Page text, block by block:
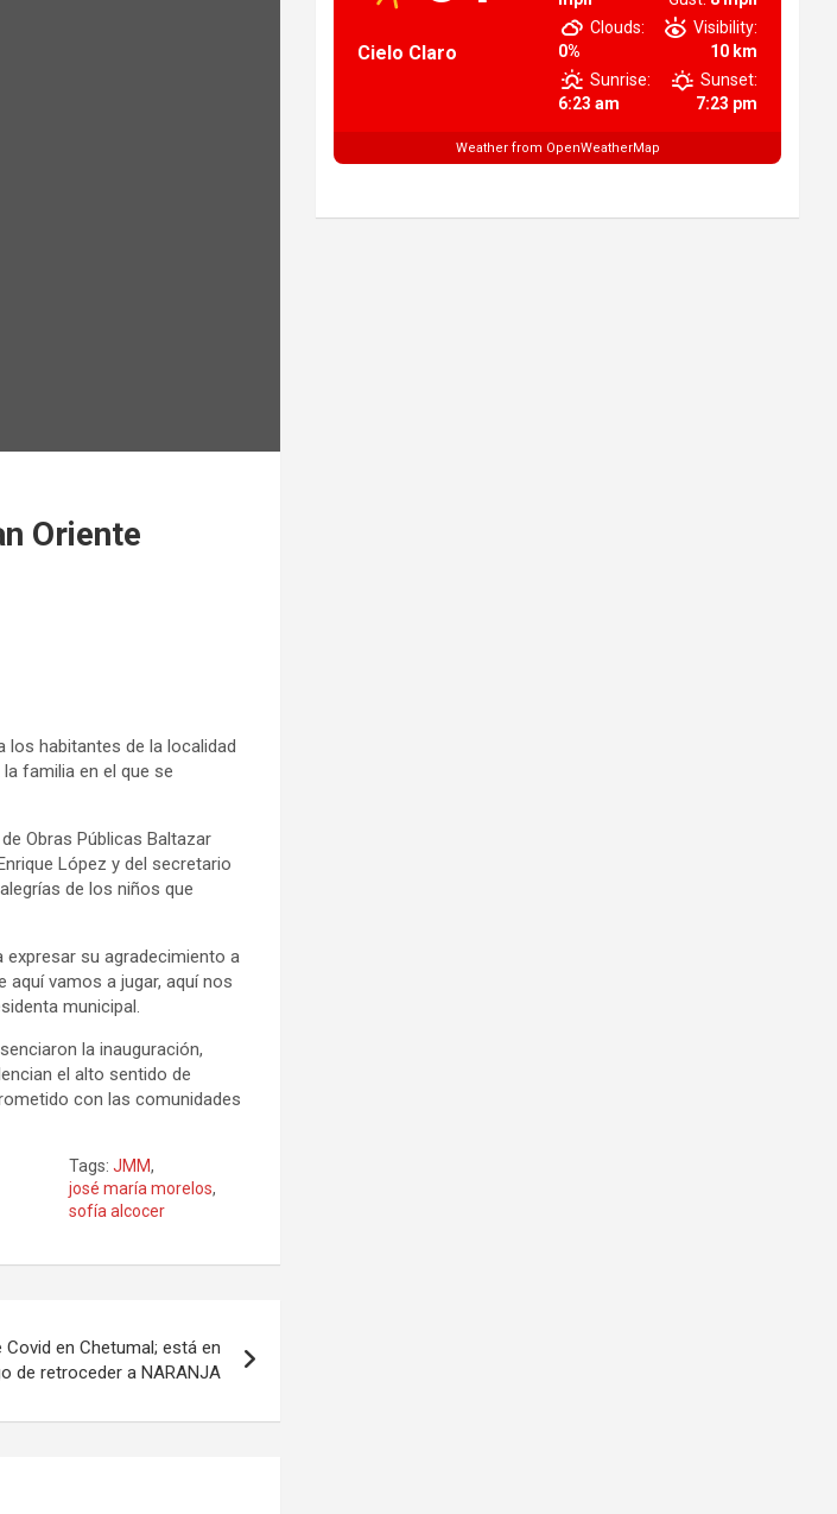
Oriente
los habitantes de la localidad
familia en el que se
Obras Públicas Baltazar
López y del secretario
de los niños que
expresar su agradecimiento a
aquí vamos a jugar, aquí nos
municipal.
la inauguración,
el alto sentido de
con las comunidades
Tags: JMM,
josé maría morelos,
sofía alcocer
en Chetumal; está en
de retroceder a NARANJA
Cielo Claro
Clouds:
0%
Visibility:
10 km
Sunrise:
6:23 am
Sunset:
7:23 pm
Weather from OpenWeatherMap